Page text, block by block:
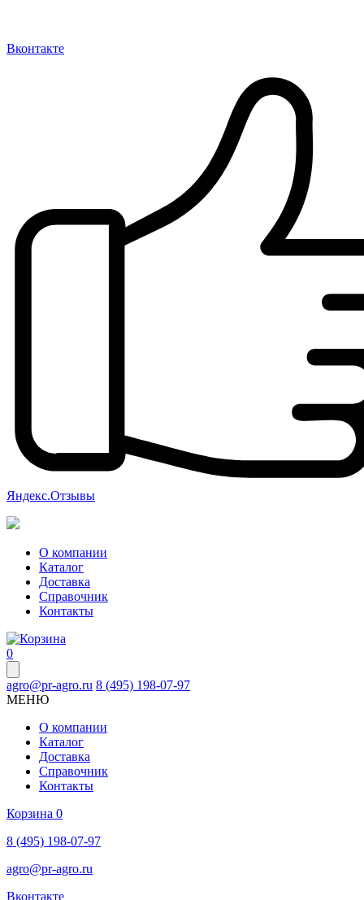
Вконтакте
Яндекс.Отзывы
О компании
Каталог
Доставка
Справочник
Контакты
0
agro@pr-agro.ru 8 (495) 198-07-97
МЕНЮ
О компании
Каталог
Доставка
Справочник
Контакты
Корзина 0
8 (495) 198-07-97
agro@pr-agro.ru
Вконтакте